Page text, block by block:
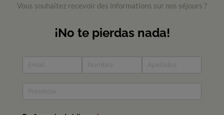
Vous souhaitez recevoir des informations sur nos séjours ?